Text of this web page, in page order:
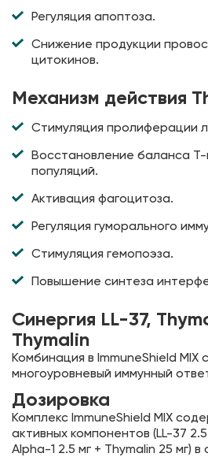
Регуляция апоптоза.
Снижение продукции
цитокинов.
Механизм действия
Стимуляция пролиферации
Восстановление баланса Т-
популяций.
Активация фагоцитоза.
Регуляция гуморального
Стимуляция гемопоэза.
Повышение синтеза
Синергия LL-37,
Thymalin
Комбинация в ImmuneShield
многоуровневый иммунный
Дозировка
Комплекс ImmuneShield MIX
активных компонентов (LL-37
Alpha-1 2.5 мг + Thymalin 25 мг)